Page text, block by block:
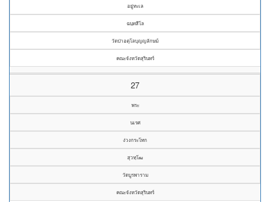
อยู่ทะเล
ฉนฺทสีโล
วัดป่าอตุโลบุญญลักษม์
คณะจังหวัดสุรินทร์
27
พระ
นเรศ
ง่วงกระโทก
สุวทฺโฒ
วัดบูรพาราม
คณะจังหวัดสุรินทร์